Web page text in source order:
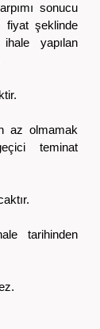
sonucu
fiyat şeklinde
yapılan
az olmamak
teminat
tarihinden